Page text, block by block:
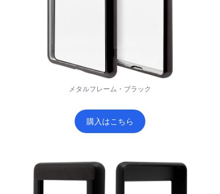
メタルフレーム・ブラック
購入はこちら